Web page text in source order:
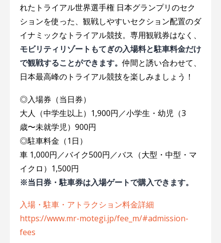
れたトライアル世界選手権 日本グランプリのセク
ションを使った、観戦しやすいセクション配置のダ
イナミックなトライアル競技。専用観戦券はなく、
モビリティリゾートもてぎの入場料と駐車料金だけ
で観戦することができます。仲間と誘い合わせて、
日本最高峰のトライアル競技を楽しみましょう！
◎入場券（当日券）
大人（中学生以上）1,900円／小学生・幼児（3
歳〜未就学児）900円
◎駐車料金（1日）
車 1,000円／バイク500円／バス（大型・中型・マ
イクロ）1,500円
※当日券・駐車券は入場ゲートで購入できます。
入場・駐車・アトラクション料金詳細
https://www.mr-motegi.jp/fee_m/#admission-
fees